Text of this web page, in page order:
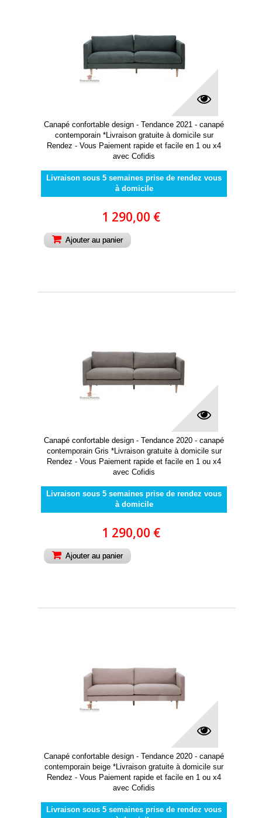
Canapé confortable design - Tendance 2021 - canapé
contemporain *Livraison gratuite à domicile sur
Rendez - Vous Paiement rapide et facile en 1 ou x4
avec Cofidis
Livraison sous 5 semaines prise de rendez vous
à domicile
1 290,00 €
Ajouter au panier
Canapé confortable design - Tendance 2020 - canapé
contemporain Gris *Livraison gratuite à domicile sur
Rendez - Vous Paiement rapide et facile en 1 ou x4
avec Cofidis
Livraison sous 5 semaines prise de rendez vous
à domicile
1 290,00 €
Ajouter au panier
Canapé confortable design - Tendance 2020 - canapé
contemporain beige *Livraison gratuite à domicile sur
Rendez - Vous Paiement rapide et facile en 1 ou x4
avec Cofidis
Livraison sous 5 semaines prise de rendez vous